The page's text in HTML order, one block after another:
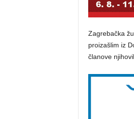
Zagrebačka
proizašlim iz
članove